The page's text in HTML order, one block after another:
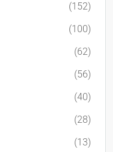
(152)
(100)
(62)
(56)
(40)
(28)
(13)